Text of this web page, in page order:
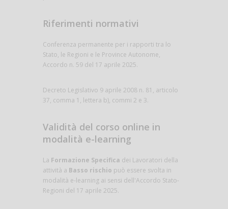
Riferimenti normativi
Conferenza permanente per i rapporti tra lo
Stato, le Regioni e le Province Autonome,
Accordo n. 59 del 17 aprile 2025.
Decreto Legislativo 9 aprile 2008 n. 81, articolo
37, comma 1, lettera b), commi 2 e 3.
Validità del corso online in
modalità e-learning
La Formazione Specifica dei Lavoratori della
attività a Basso rischio può essere svolta in
modalità e-learning ai sensi dell'Accordo Stato-
Regioni del 17 aprile 2025.